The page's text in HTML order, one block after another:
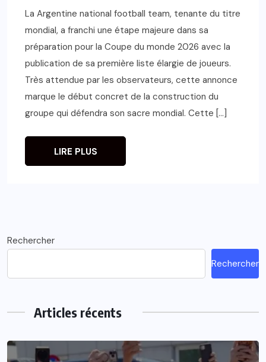
La Argentine national football team, tenante du titre
mondial, a franchi une étape majeure dans sa
préparation pour la Coupe du monde 2026 avec la
publication de sa première liste élargie de joueurs.
Très attendue par les observateurs, cette annonce
marque le début concret de la construction du
groupe qui défendra son sacre mondial. Cette […]
LIRE PLUS
Rechercher
Rechercher
Articles récents